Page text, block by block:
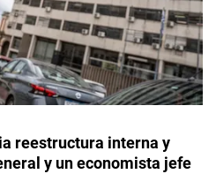
reestructura interna y
y un economista jefe